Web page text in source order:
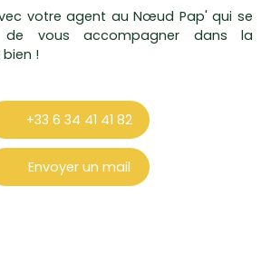
votre agent au Nœud Pap' qui se
vous accompagner dans la
!
+33 6 34 41 41 82
Envoyer un mail